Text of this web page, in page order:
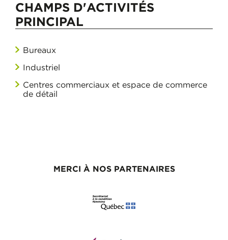
CHAMPS D'ACTIVITÉS
PRINCIPAL
Bureaux
Industriel
Centres commerciaux et espace de commerce
de détail
MERCI À NOS PARTENAIRES